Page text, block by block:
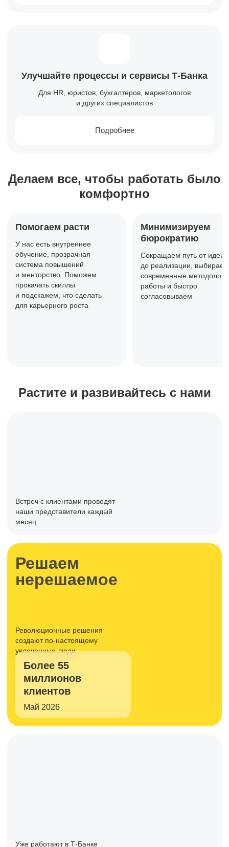
Улучшайте процессы и сервисы Т-Банка
Для HR, юристов, бухгалтеров, маркетологов
и других специалистов
Подробнее
Делаем все, чтобы работать было
комфортно
Помогаем расти
У нас есть внутреннее
обучение, прозрачная
система повышений
и менторство. Поможем
прокачать скиллы
и подскажем, что сделать
для карьерного роста
Минимизируем
бюрократию
Сокращаем путь от идеи
до реализации, выбираем
современные
работы и быстро
согласовываем
Растите и развивайтесь с нами
Встреч с клиентами проводят
наши представители каждый
месяц
Решаем
нерешаемое
Революционные решения
создают по-настоящему
увлеченные люди
Более 55
миллионов
клиентов
Май 2026
Уже работают в Т-Банке